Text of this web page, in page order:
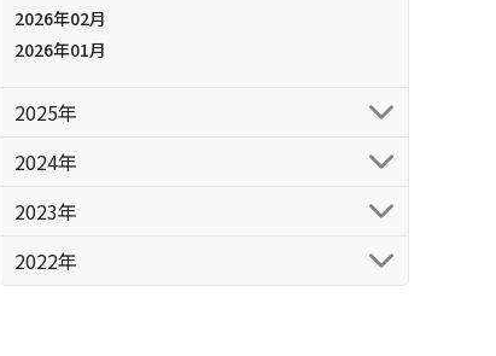
2026年02月
2026年01月
2025年
2024年
2023年
2022年